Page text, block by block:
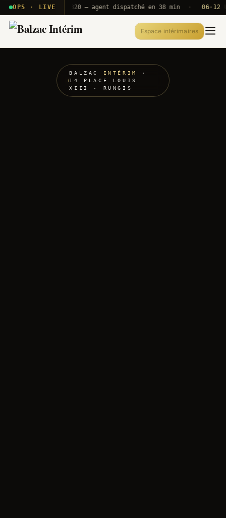
OPS · LIVE
T2E · B71 Push A320 — agent dispatché en 38 min · 06·12 UTC
Espace intérimaires
BALZAC INTÉRIM
·
14 PLACE LOUIS
XIII · RUNGIS